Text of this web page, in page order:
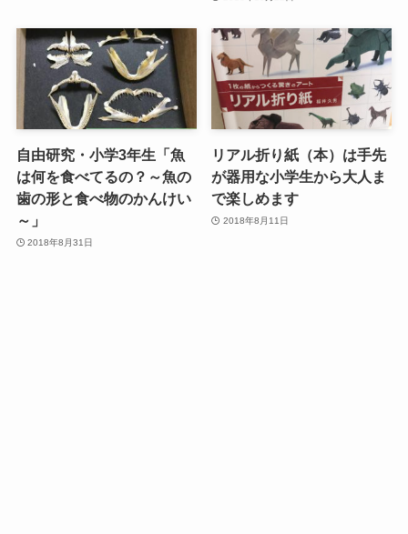
自由研究・小学3年生「魚
は何を食べてるの？～魚の
歯の形と食べ物のかんけい
～」
2018年8月31日
リアル折り紙（本）は手先
が器用な小学生から大人ま
で楽しめます
2018年8月11日